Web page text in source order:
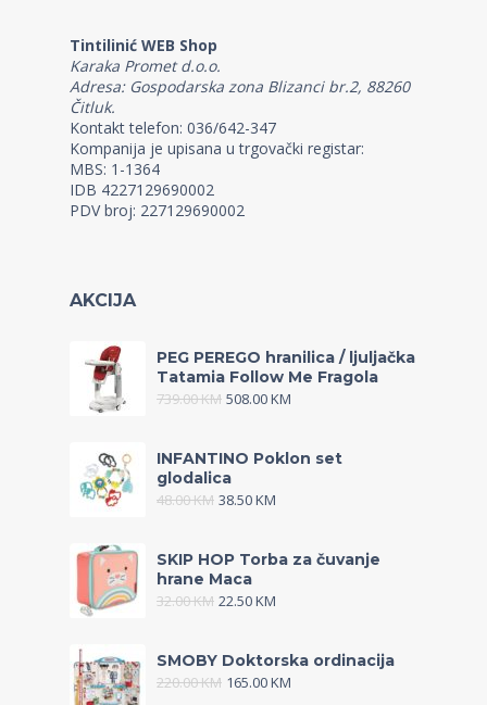
Tintilinić WEB Shop
Karaka Promet d.o.o.
Adresa: Gospodarska zona Blizanci br.2, 88260
Čitluk.
Kontakt telefon: 036/642-347
Kompanija je upisana u trgovački registar:
MBS: 1-1364
IDB 4227129690002
PDV broj: 227129690002
AKCIJA
PEG PEREGO hranilica / ljuljačka
Tatamia Follow Me Fragola
739.00KM 508.00KM
INFANTINO Poklon set
glodalica
48.00KM 38.50KM
SKIP HOP Torba za čuvanje
hrane Maca
32.00KM 22.50KM
SMOBY Doktorska ordinacija
220.00KM 165.00KM